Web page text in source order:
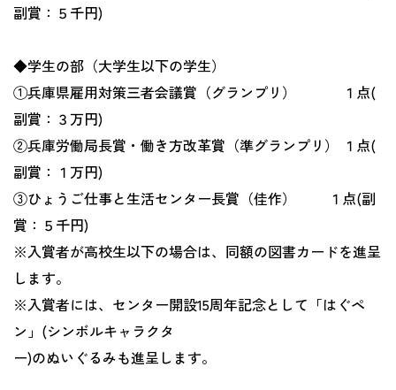
副賞：５千円)
◆学生の部（大学生以下の学生）
①兵庫県雇用対策三者会議賞（グランプリ）
１点(
副賞：３万円)
②兵庫労働局長賞・働き方改革賞（準グランプリ） １点(
副賞：１万円)
③ひょうご仕事と生活センター長賞（佳作）
１点(副
賞：５千円)
※入賞者が高校生以下の場合は、同額の図書カードを進呈
します。
※入賞者には、センター開設15周年記念として「はぐペ
ン」 (シンボルキャラクタ
ー)のぬいぐるみも進呈します。